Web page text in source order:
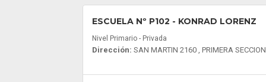
ESCUELA Nº P102 - KONRAD LORENZ
Nivel Primario - Privada
Dirección: SAN MARTIN 2160 , PRIMERA